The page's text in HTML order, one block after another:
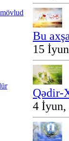
Bu
15
Qədir-
4